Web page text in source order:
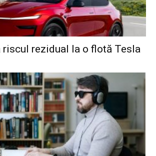
riscul rezidual la o flotă Tesla